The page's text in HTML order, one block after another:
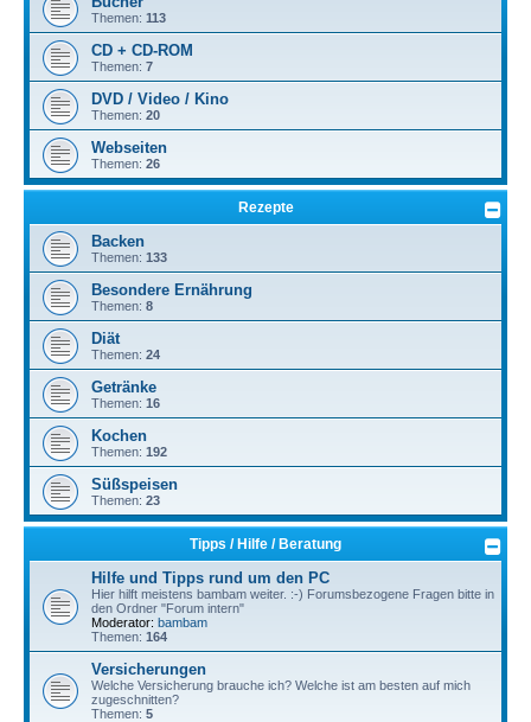
Themen: 113
CD + CD-ROM
Themen: 7
DVD / Video / Kino
Themen: 20
Webseiten
Themen: 26
Rezepte
Backen
Themen: 133
Besondere Ernährung
Themen: 8
Diät
Themen: 24
Getränke
Themen: 16
Kochen
Themen: 192
Süßspeisen
Themen: 23
Tipps / Hilfe / Beratung
Hilfe und Tipps rund um den PC
Hier hilft meistens bambam weiter. :-) Forumsbezogene Fragen bitte in
den Ordner "Forum intern"
Moderator: bambam
Themen: 164
Versicherungen
Welche Versicherung brauche ich? Welche ist am besten auf mich
zugeschnitten?
Themen: 5